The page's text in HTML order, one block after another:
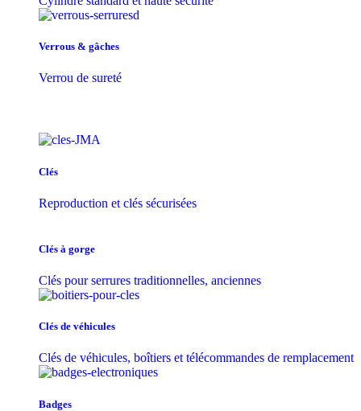
Verrous & gâches
Verrou de sureté
Clés
Reproduction et clés sécurisées
Clés à gorge
Clés pour serrures traditionnelles, anciennes
Clés de véhicules
Clés de véhicules, boîtiers et télécommandes de remplacement
Badges